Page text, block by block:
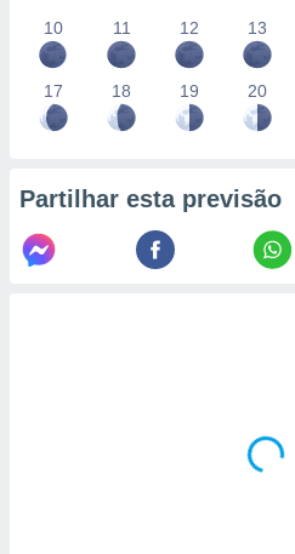
10 11 12 13
17 18 19 20
Partilhar esta previsão